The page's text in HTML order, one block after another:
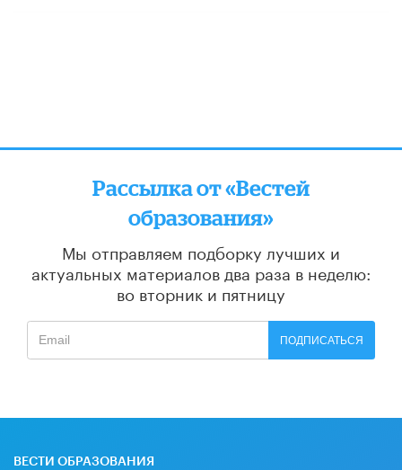
Рассылка от «Вестей
образования»
Мы отправляем подборку лучших и
актуальных материалов два раза в неделю:
во вторник и пятницу
ПОДПИСАТЬСЯ
ВЕСТИ ОБРАЗОВАНИЯ